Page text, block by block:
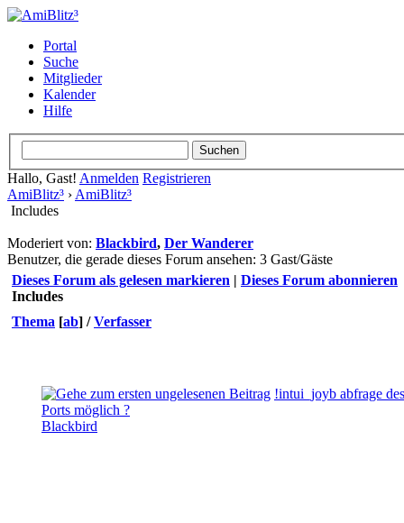
Portal
Suche
Mitglieder
Kalender
Hilfe
Hallo, Gast! Anmelden Registrieren
AmiBlitz³ › AmiBlitz³
Includes
Moderiert von: Blackbird, Der Wanderer
Benutzer, die gerade dieses Forum ansehen: 3 Gast/Gäste
Dieses Forum als gelesen markieren | Dieses Forum abonnieren
Includes
Thema [ab] /Verfasser
!intui_joyb abfrage des
Ports möglich ?
Blackbird